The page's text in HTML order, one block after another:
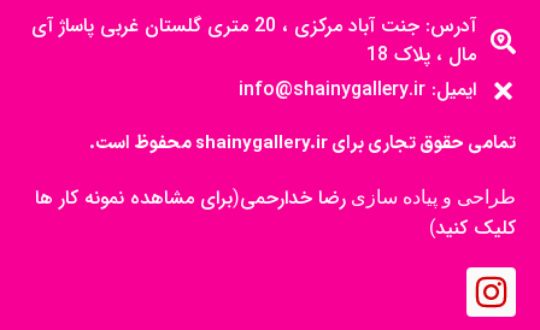
آدرس: جنت آباد مرکزی ، 20 متری گلستان غربی پاساژ آی
مال ، پلاک 18
ایمیل: info@shainygallery.ir
تمامی حقوق تجاری برای shainygallery.ir محفوظ است.
طراحی و پیاده سازی رضا خدارحمی(برای مشاهده نمونه کار ها
کلیک کنید)